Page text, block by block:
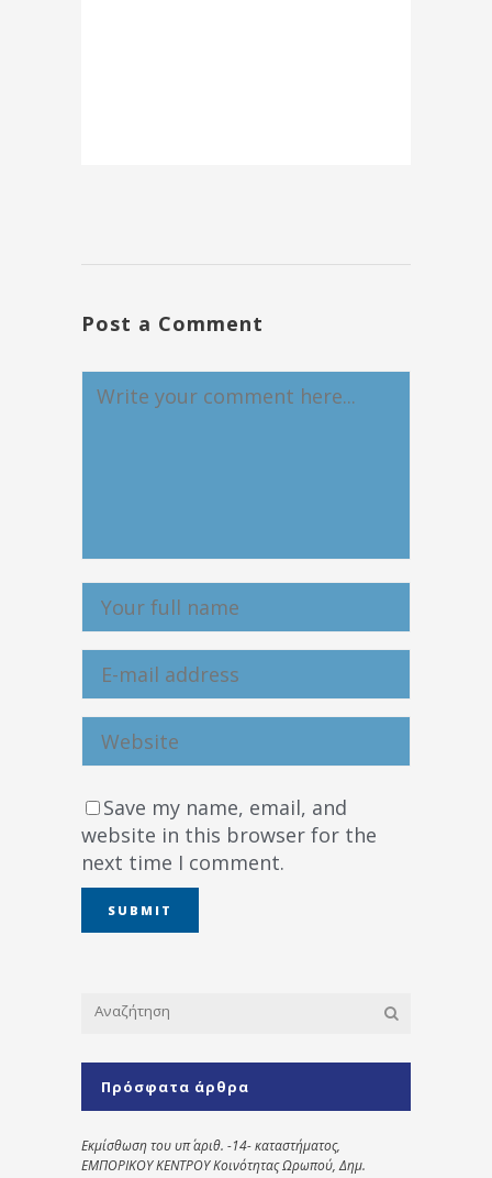
Post a Comment
Save my name, email, and
website in this browser for the
next time I comment.
Πρόσφατα άρθρα
Εκμίσθωση του υπ΄ αριθ. -14- καταστήματος,
ΕΜΠΟΡΙΚΟΥ ΚΕΝΤΡΟΥ Κοινότητας Ωρωπού, Δημ.